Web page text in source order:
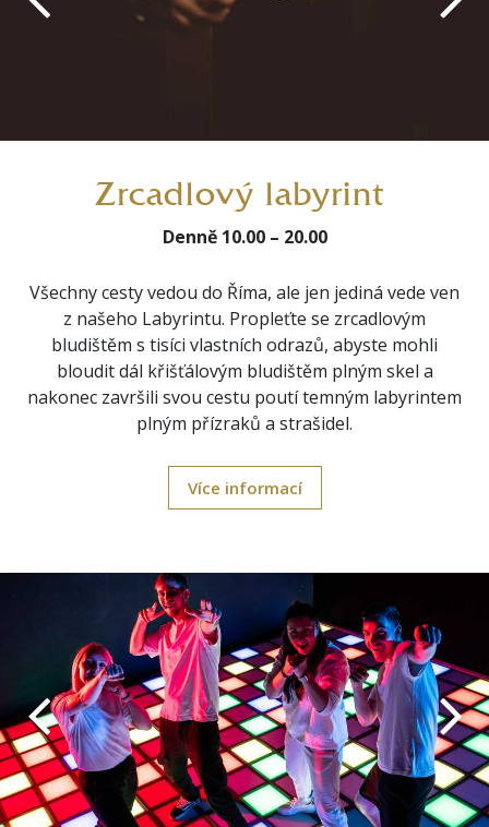
Zrcadlový labyrint
Denně 10.00 – 20.00
Všechny cesty vedou do Říma, ale jen jediná vede ven
z našeho Labyrintu. Propleťte se zrcadlovým
bludištěm s tisíci vlastních odrazů, abyste mohli
bloudit dál křišťálovým bludištěm plným skel a
nakonec završili svou cestu poutí temným labyrintem
plným přízraků a strašidel.
Více informací